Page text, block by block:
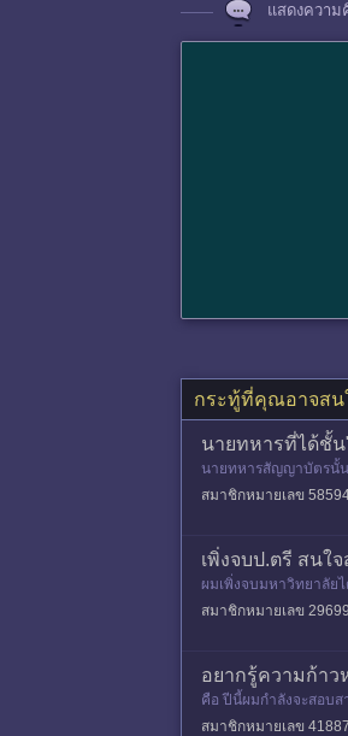
แสดงความ
กระทู้ที่คุณอาจสน
นายทหารที่ได้ชั้
นายทหารสัญญาบัตรนั้น
สมาชิกหมายเลข
เพิ่งจบป.ตรี สนใ
ผมเพิ่งจบมหาวิทยาลัย
อนไขอะไรบ้างครั
สมาชิกหมายเลข
อยากรู้ความก้า
คือ ปีนี้ผมกำลังจะสอบส
ที่ รร.นนส.ทบ มั้ย แล้วเ
สมาชิกหมายเลข